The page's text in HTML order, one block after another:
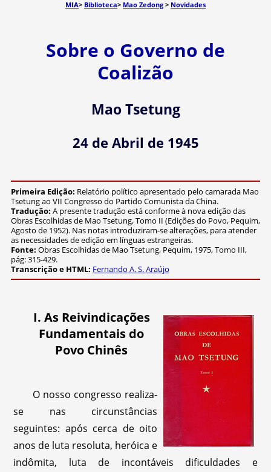
MIA> Biblioteca> Mao Zedong > Novidades
Sobre o Governo de
Coalizão
Mao Tsetung
24 de Abril de 1945
Primeira Edição: Relatório político apresentado pelo camarada Mao
Tsetung ao VII Congresso do Partido Comunista da China.
Tradução: A presente tradução está conforme à nova edição das
Obras Escolhidas de Mao Tsetung, Tomo II (Edições do Povo, Pequim,
Agosto de 1952). Nas notas introduziram-se alterações, para atender
as necessidades de edição em línguas estrangeiras.
Fonte: Obras Escolhidas de Mao Tsetung, Pequim, 1975, Tomo III,
pág: 315-429.
Transcrição e HTML: Fernando A. S. Araújo
I. As Reivindicações
Fundamentais do
Povo Chinês
O nosso congresso realiza-
se nas circunstâncias
seguintes: após cerca de oito
anos de luta resoluta, heróica e
indômita, luta de incontáveis dificuldades e